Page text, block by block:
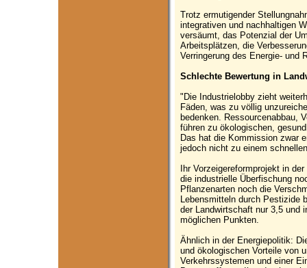
Trotz ermutigender
integrativen und nachhaltigen
versäumt, das Potenzial der
Arbeitsplätzen, die
Verringerung des Energie- und
Schlechte Bewertung in
"Die Industrielobby zieht
Fäden, was zu völlig
bedenken. Ressourcenabbau,
führen zu ökologischen,
Das hat die Kommission zwar
jedoch nicht zu einem
Ihr Vorzeigereformprojekt in
die industrielle Überfischung
Pflanzenarten noch die
Lebensmitteln durch Pestizide
der Landwirtschaft nur 3,5 und
möglichen Punkten.
Ähnlich in der Energiepolitik:
und ökologischen Vorteile von
Verkehrssystemen und einer